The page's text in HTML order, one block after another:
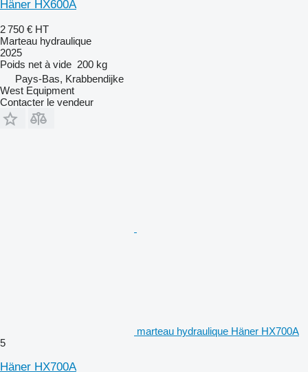
Häner HX600A
2 750 € HT
Marteau hydraulique
2025
Poids net à vide 200 kg
Pays-Bas, Krabbendijke
West Equipment
Contacter le vendeur
marteau hydraulique Häner HX700A
5
Häner HX700A